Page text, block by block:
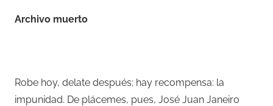
Archivo muerto
Robe hoy, delate después; hay recompensa: la
impunidad. De plácemes, pues, José Juan Janeiro